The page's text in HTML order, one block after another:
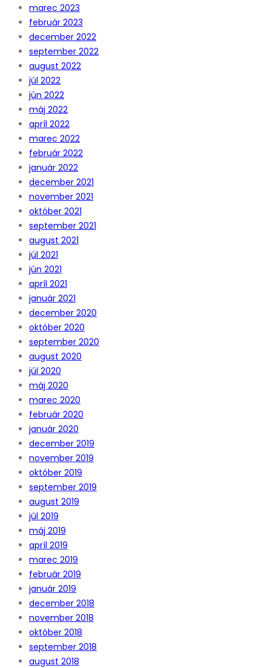
marec 2023
február 2023
december 2022
september 2022
august 2022
júl 2022
jún 2022
máj 2022
apríl 2022
marec 2022
február 2022
január 2022
december 2021
november 2021
október 2021
september 2021
august 2021
júl 2021
jún 2021
apríl 2021
január 2021
december 2020
október 2020
september 2020
august 2020
júl 2020
máj 2020
marec 2020
február 2020
január 2020
december 2019
november 2019
október 2019
september 2019
august 2019
júl 2019
máj 2019
apríl 2019
marec 2019
február 2019
január 2019
december 2018
november 2018
október 2018
september 2018
august 2018